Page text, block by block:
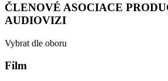
ČLENOVÉ ASOCIACE
AUDIOVIZI
Vybrat dle oboru
Film